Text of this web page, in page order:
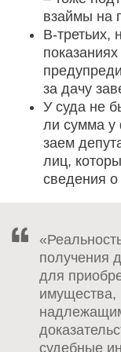
взаймы на
В-третьих,
за дачу
У суда не
ли сумма у
заем
лиц,
сведения о
получения
для
имущества,
судебные